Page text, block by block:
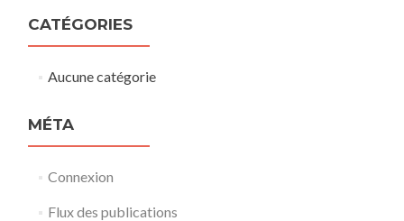
CATÉGORIES
Aucune catégorie
MÉTA
Connexion
Flux des publications